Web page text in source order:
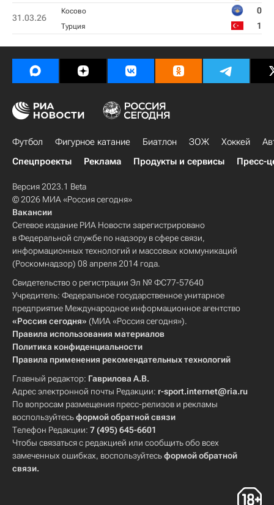
31.03.26
Косово 0
Турция 1
Футбол Фигурное катание Биатлон ЗОЖ Хоккей
Спецпроекты
Реклама Продукты и сервисы Пресс-
Версия 2023.1 Beta
© 2026 МИА «Россия сегодня»
Вакансии
Сетевое издание РИА Новости зарегистрировано
в Федеральной службе по надзору в сфере связи,
информационных технологий и массовых коммуникаций
(Роскомнадзор) 08 апреля 2014 года.
Свидетельство о регистрации Эл № ФС77-57640
Учредитель: Федеральное государственное унитарное
предприятие Международное информационное агентство
«Россия сегодня» (МИА «Россия сегодня»).
Правила использования материалов
Политика конфиденциальности
Правила применения рекомендательных технологий
Главный редактор: Гаврилова А.В.
Адрес электронной почты Редакции: r-sport.internet@ria.ru
По вопросам размещения пресс-релизов и рекламы
воспользуйтесьформой обратной связи
Телефон Редакции: 7 (495) 645-6601
Чтобы связаться с редакцией или сообщить обо всех
замеченных ошибках, воспользуйтесьформой обратной
связи.